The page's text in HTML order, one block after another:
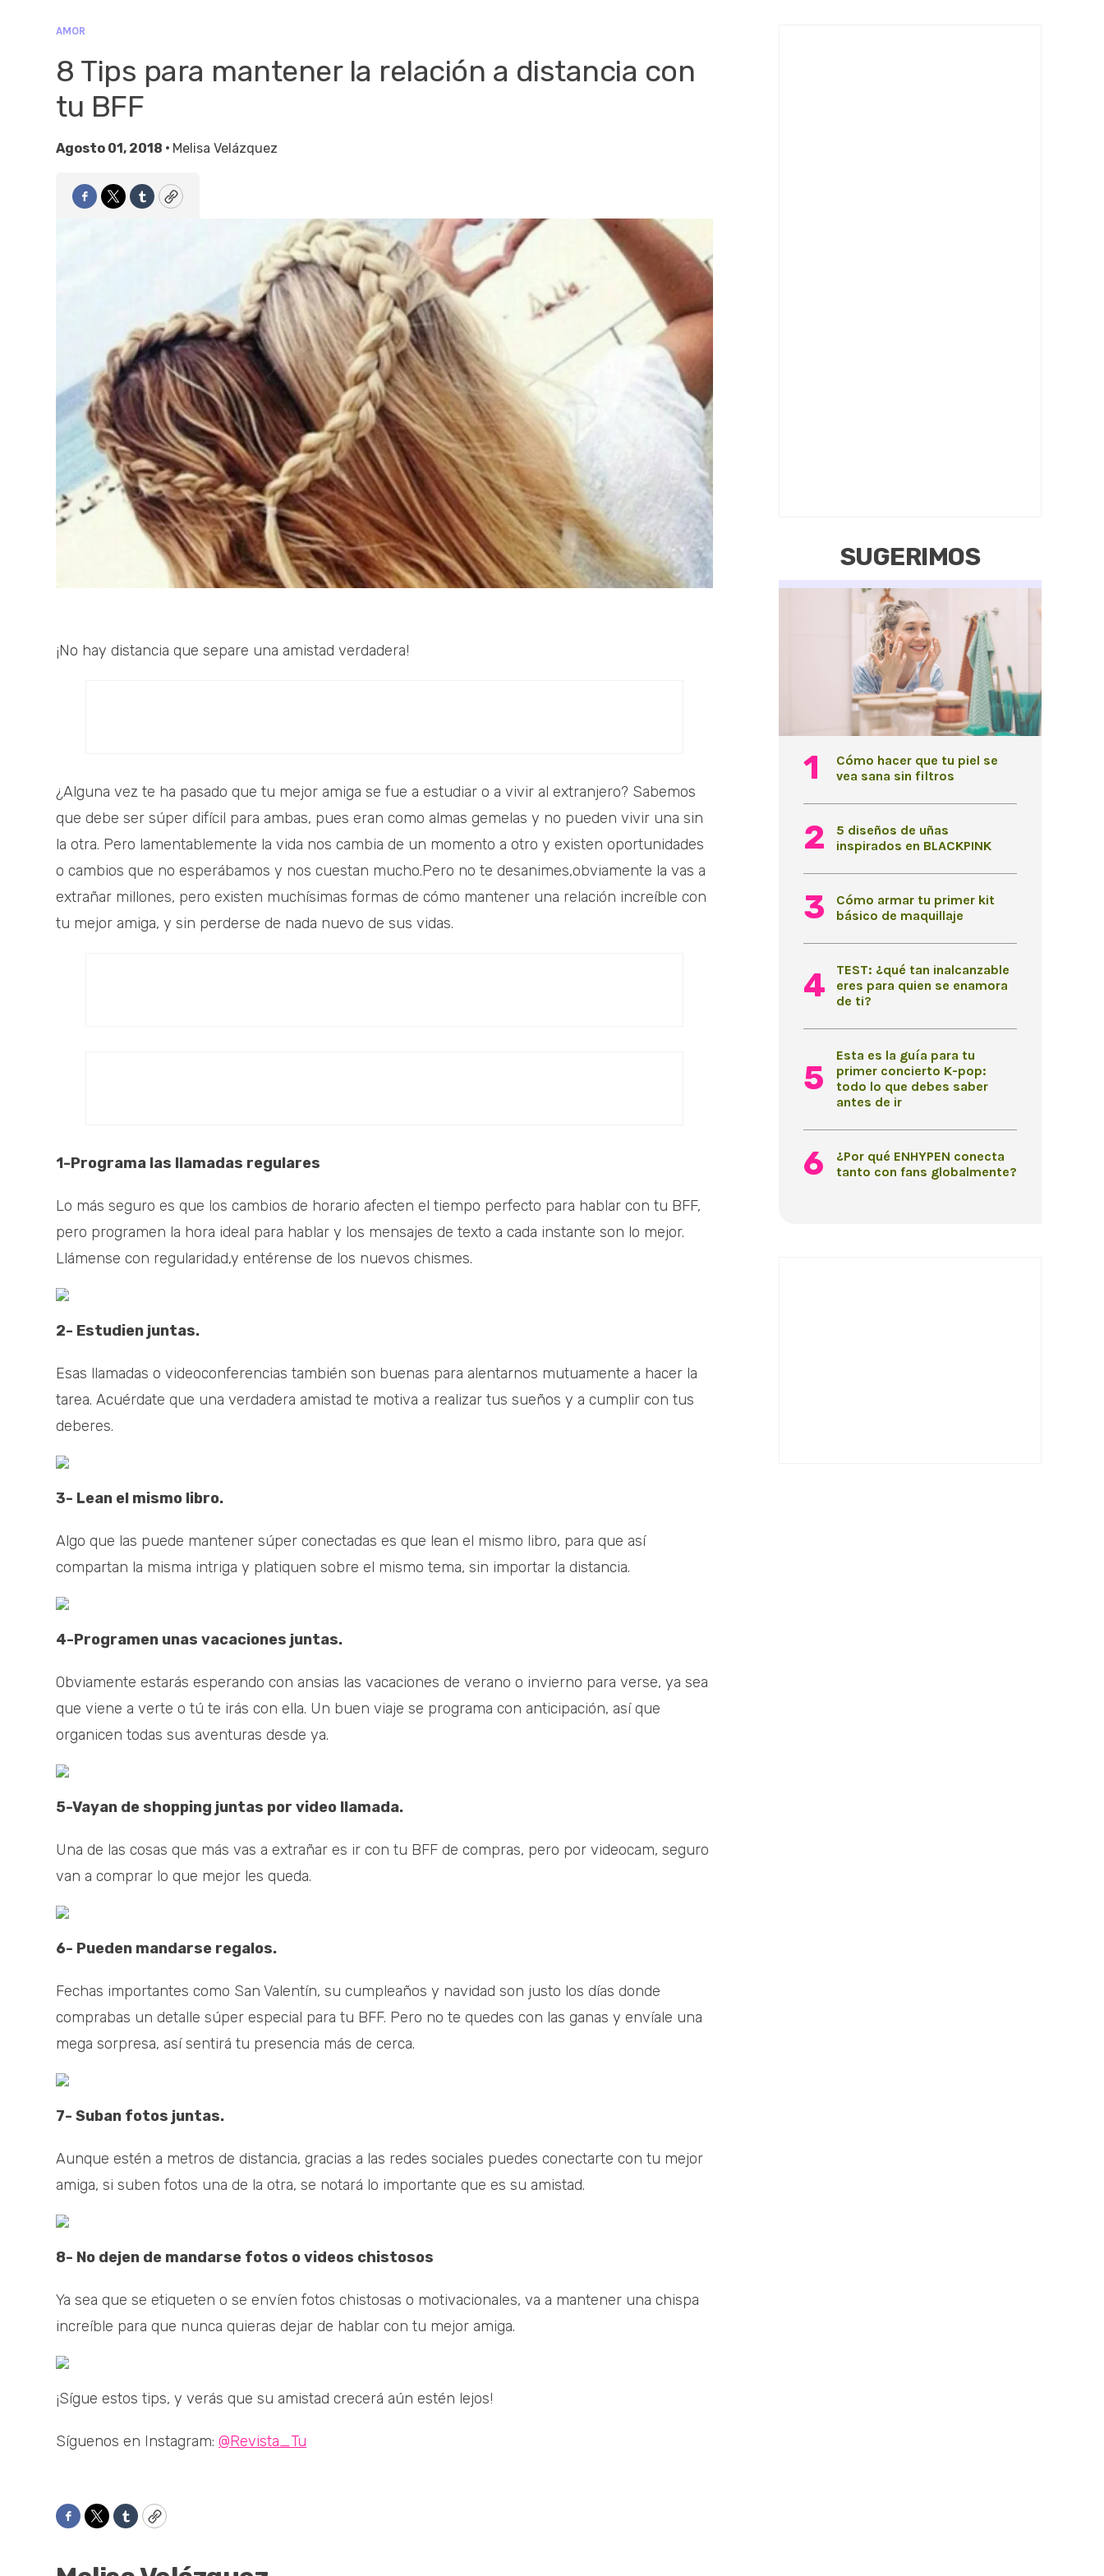
AMOR
8 Tips para mantener la relación a distancia con
tu BFF
Agosto 01, 2018 • Melisa Velázquez
Facebook
TwitterTumblrCopy
¡No hay distancia que separe una amistad verdadera!
¿Alguna vez te ha pasado que tu mejor amiga se fue a estudiar o a vivir al extranjero? Sabemos
que debe ser súper difícil para ambas, pues eran como almas gemelas y no pueden vivir una sin
la otra. Pero lamentablemente la vida nos cambia de un momento a otro y existen oportunidades
o cambios que no esperábamos y nos cuestan mucho.Pero no te desanimes,obviamente la vas a
extrañar millones, pero existen muchísimas formas de cómo mantener una relación increíble con
tu mejor amiga, y sin perderse de nada nuevo de sus vidas.
1-Programa las llamadas regulares
Lo más seguro es que los cambios de horario afecten el tiempo perfecto para hablar con tu BFF,
pero programen la hora ideal para hablar y los mensajes de texto a cada instante son lo mejor.
Llámense con regularidad,y entérense de los nuevos chismes.
2- Estudien juntas.
Esas llamadas o videoconferencias también son buenas para alentarnos mutuamente a hacer la
tarea. Acuérdate que una verdadera amistad te motiva a realizar tus sueños y a cumplir con tus
deberes.
3- Lean el mismo libro.
Algo que las puede mantener súper conectadas es que lean el mismo libro, para que así
compartan la misma intriga y platiquen sobre el mismo tema, sin importar la distancia.
4-Programen unas vacaciones juntas.
Obviamente estarás esperando con ansias las vacaciones de verano o invierno para verse, ya sea
que viene a verte o tú te irás con ella. Un buen viaje se programa con anticipación, así que
organicen todas sus aventuras desde ya.
5-Vayan de shopping juntas por video llamada.
Una de las cosas que más vas a extrañar es ir con tu BFF de compras, pero por videocam, seguro
van a comprar lo que mejor les queda.
6- Pueden mandarse regalos.
Fechas importantes como San Valentín, su cumpleaños y navidad son justo los días donde
comprabas un detalle súper especial para tu BFF. Pero no te quedes con las ganas y envíale una
mega sorpresa, así sentirá tu presencia más de cerca.
7- Suban fotos juntas.
Aunque estén a metros de distancia, gracias a las redes sociales puedes conectarte con tu mejor
amiga, si suben fotos una de la otra, se notará lo importante que es su amistad.
8- No dejen de mandarse fotos o videos chistosos
Ya sea que se etiqueten o se envíen fotos chistosas o motivacionales, va a mantener una chispa
increíble para que nunca quieras dejar de hablar con tu mejor amiga.
¡Sígue estos tips, y verás que su amistad crecerá aún estén lejos!
Síguenos en Instagram: @Revista_Tu
Facebook
TwitterTumblrCopy
SUGERIMOS
Cómo hacer que tu piel se
vea sana sin filtros
5 diseños de uñas
inspirados en BLACKPINK
Cómo armar tu primer kit
básico de maquillaje
TEST: ¿qué tan inalcanzable
eres para quien se enamora
de ti?
Esta es la guía para tu
primer concierto K-pop:
todo lo que debes saber
antes de ir
¿Por qué ENHYPEN conecta
tanto con fans globalmente?